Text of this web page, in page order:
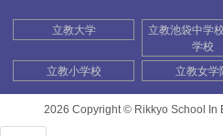
立教大学
立教池袋中学
学校
立教小学校
立教女学
2026 Copyright © Rikkyo School In